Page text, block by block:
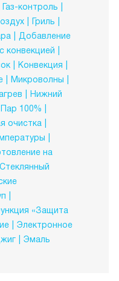
Газ-контроль
Гриль
Добавление
конвекцией
Конвекция
Микроволны
Нижний
Пар 100%
очистка
на
Стеклянный
«Защита
Электронное
Эмаль